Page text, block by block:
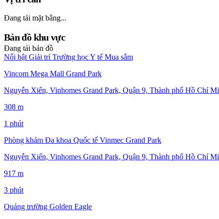
Đang tải mặt bằng...
Bản đồ khu vực
Đang tải bản đồ
Nổi bật Giải trí Trường họcY tế Mua sắm
Vincom Mega Mall Grand Park
Nguyễn Xiển, Vinhomes Grand Park, Quận 9, Thành phố Hồ Chí
308 m
1 phút
Phòng khám Đa khoa Quốc tế Vinmec Grand Park
Nguyễn Xiển, Vinhomes Grand Park, Quận 9, Thành phố Hồ Chí
917 m
3 phút
Quảng trường Golden Eagle